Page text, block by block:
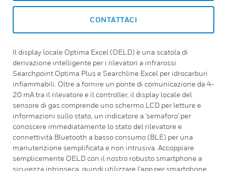
CONTATTACI
Il display locale Optima Excel (OELD) è una scatola di
derivazione intelligente per i rilevatori a infrarossi
Searchpoint Optima Plus e Searchline Excel per idrocarburi
infiammabili. Oltre a fornire un ponte di comunicazione da 4-
20 mA tra il rilevatore e il controller, il display locale del
sensore di gas comprende uno schermo LCD per letture e
informazioni sullo stato, un indicatore a 'semaforo' per
conoscere immediatamente lo stato del rilevatore e
connettività Bluetooth a basso consumo (BLE) per una
manutenzione semplificata e non intrusiva. Accoppiare
semplicemente OELD con il nostro robusto smartphone a
sicurezza intrinseca, quindi utilizzare l'app per smartphone